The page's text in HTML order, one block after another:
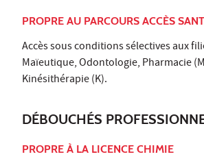
PROPRE AU PARCOURS ACCÈS
Accès sous conditions sélectives aux
Maïeutique, Odontologie, Pharmacie
Kinésithérapie (K).
DÉBOUCHÉS
PROPRE À LA LICENCE CHIMIE